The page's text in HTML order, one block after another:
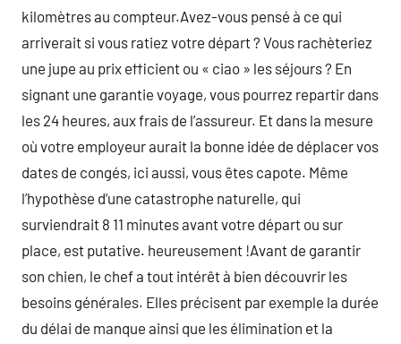
kilomètres au compteur.Avez-vous pensé à ce qui
arriverait si vous ratiez votre départ ? Vous rachèteriez
une jupe au prix efficient ou « ciao » les séjours ? En
signant une garantie voyage, vous pourrez repartir dans
les 24 heures, aux frais de l’assureur. Et dans la mesure
où votre employeur aurait la bonne idée de déplacer vos
dates de congés, ici aussi, vous êtes capote. Même
l’hypothèse d’une catastrophe naturelle, qui
surviendrait 8 11 minutes avant votre départ ou sur
place, est putative. heureusement !Avant de garantir
son chien, le chef a tout intérêt à bien découvrir les
besoins générales. Elles précisent par exemple la durée
du délai de manque ainsi que les élimination et la